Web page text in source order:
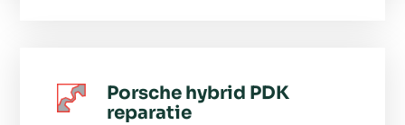
Porsche hybrid PDK
reparatie